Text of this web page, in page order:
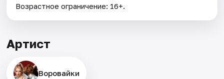
Возрастное ограничение: 16+.
Артист
Воровайки